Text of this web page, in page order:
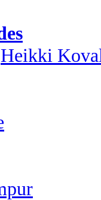
Heikki